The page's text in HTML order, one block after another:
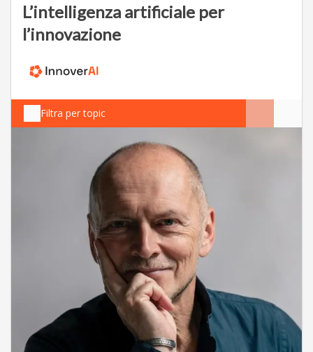
L’intelligenza artificiale per
l’innovazione
Filtra per topic